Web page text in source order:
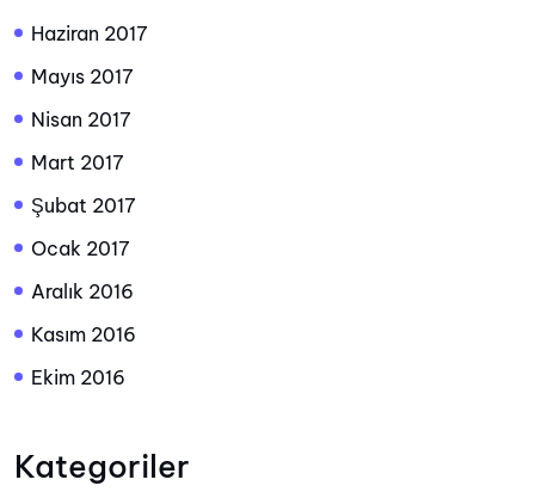
Haziran 2017
Mayıs 2017
Nisan 2017
Mart 2017
Şubat 2017
Ocak 2017
Aralık 2016
Kasım 2016
Ekim 2016
Kategoriler